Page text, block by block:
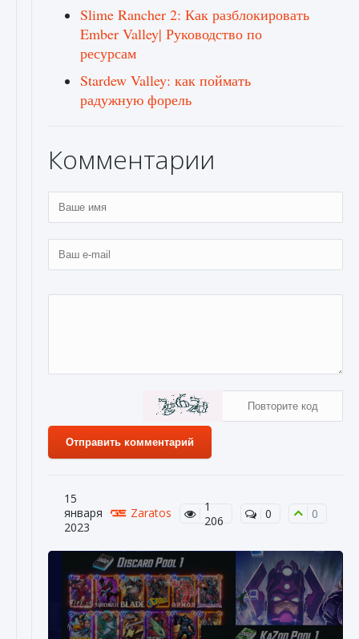
Slime Rancher 2: Как разблокировать
Ember Valley| Руководство по
ресурсам
Stardew Valley: как поймать
радужную форель
Комментарии
Отправить комментарий
15
января
2023
Zaratos
1
206
0 0